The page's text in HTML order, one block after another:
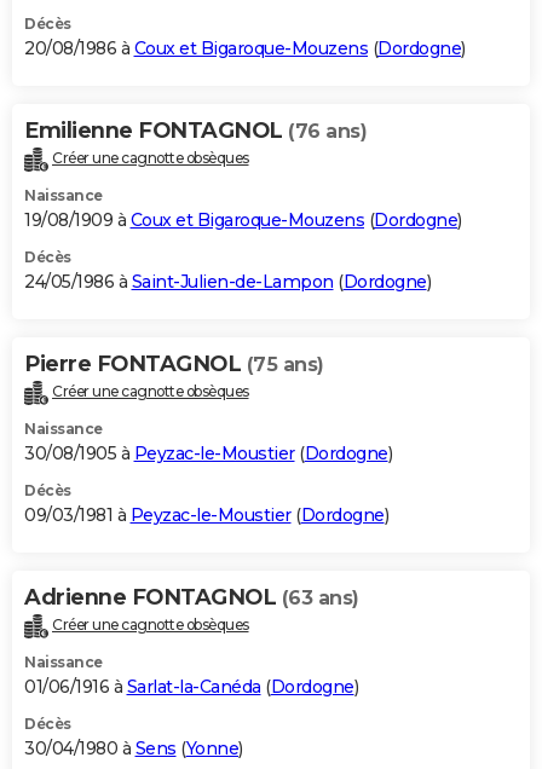
Décès
20/08/1986 à Coux et Bigaroque-Mouzens (Dordogne)
Emilienne FONTAGNOL (76 ans)
Créer une cagnotte obsèques
Naissance
19/08/1909 à Coux et Bigaroque-Mouzens (Dordogne)
Décès
24/05/1986 à Saint-Julien-de-Lampon (Dordogne)
Pierre FONTAGNOL (75 ans)
Créer une cagnotte obsèques
Naissance
30/08/1905 à Peyzac-le-Moustier(Dordogne)
Décès
09/03/1981 à Peyzac-le-Moustier(Dordogne)
Adrienne FONTAGNOL (63 ans)
Créer une cagnotte obsèques
Naissance
01/06/1916 à Sarlat-la-Canéda (Dordogne)
Décès
30/04/1980 à Sens (Yonne)